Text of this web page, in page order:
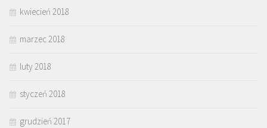
kwiecień 2018
marzec 2018
luty 2018
styczeń 2018
grudzień 2017